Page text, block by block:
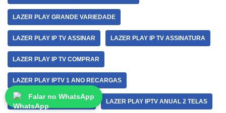
LAZER PLAY GRANDE VARIEDADE
LAZER PLAY IP TV ASSINAR LAZER PLAY IP TV ASSINATURA
LAZER PLAY IP TV COMPRAR
LAZER PLAY IPTV 1 ANO RECARGAS
LAZER PLAY IPTV 2 TELAS LAZER PLAY IPTV ANUAL 2 TELAS
Falar no WhatsApp